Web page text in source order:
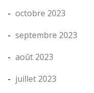
octobre 2023
septembre 2023
août 2023
juillet 2023